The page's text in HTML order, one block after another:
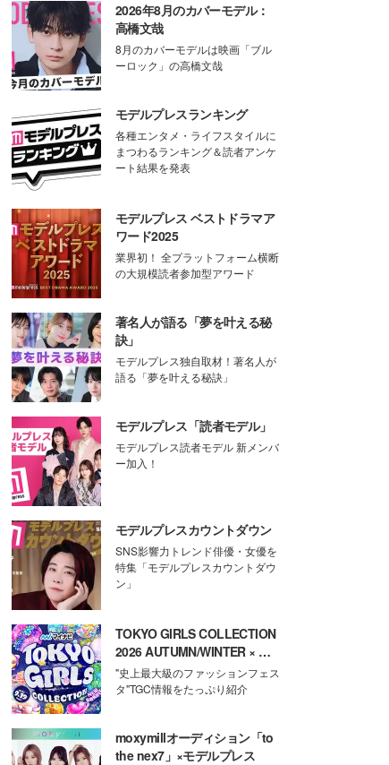
2026年8月のカバーモデル：
高橋文哉
8月のカバーモデルは映画「ブル
ーロック」の高橋文哉
モデルプレスランキング
各種エンタメ・ライフスタイルに
まつわるランキング＆読者アンケ
ート結果を発表
モデルプレス ベストドラマア
ワード2025
業界初！ 全プラットフォーム横断
の大規模読者参加型アワード
著名人が語る「夢を叶える秘
訣」
モデルプレス独自取材！著名人が
語る「夢を叶える秘訣」
モデルプレス「読者モデル」
モデルプレス読者モデル 新メンバ
ー加入！
モデルプレスカウントダウン
SNS影響力トレンド俳優・女優を
特集「モデルプレスカウントダウ
ン」
TOKYO GIRLS COLLECTION
2026 AUTUMN/WINTER × モ
デルプレス
"史上最大級のファッションフェス
タ"TGC情報をたっぷり紹介
moxymillオーディション「to
the nex7」×モデルプレス